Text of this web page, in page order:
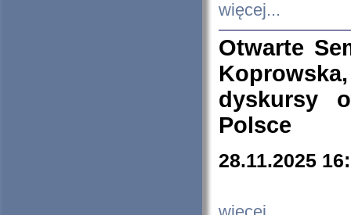
więcej...
Otwarte
dyskursy
Polsce
28.11.2025